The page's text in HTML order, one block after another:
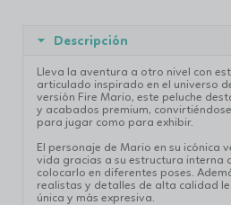
Descripción
Lleva la aventura a otro nivel con
articulado inspirado en el universo
versión Fire Mario, este peluche
y acabados premium,
para jugar como para exhibir.
El personaje de Mario en su icónica
vida gracias a su estructura interna
colocarlo en diferentes poses.
realistas y detalles de alta calidad
única y más expresiva.